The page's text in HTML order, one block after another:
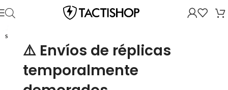
⚠️ Envíos de réplicas
temporalmente
SOLD OUT